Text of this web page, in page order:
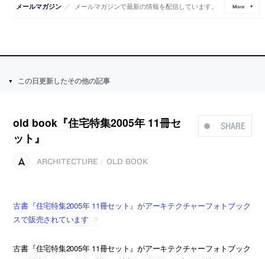
メールマガジン ／ メールマガジンで最新の情報を配信しています。 More
この日更新したその他の記事
SHARE
old book『住宅特集2005年 11冊セ
ット』
ARCHITECTURE OLD BOOK
古書『住宅特集2005年 11冊セット』がアーキテクチャーフォトブック
スで販売されています
古書『住宅特集2005年 11冊セット』がアーキテクチャーフォトブック